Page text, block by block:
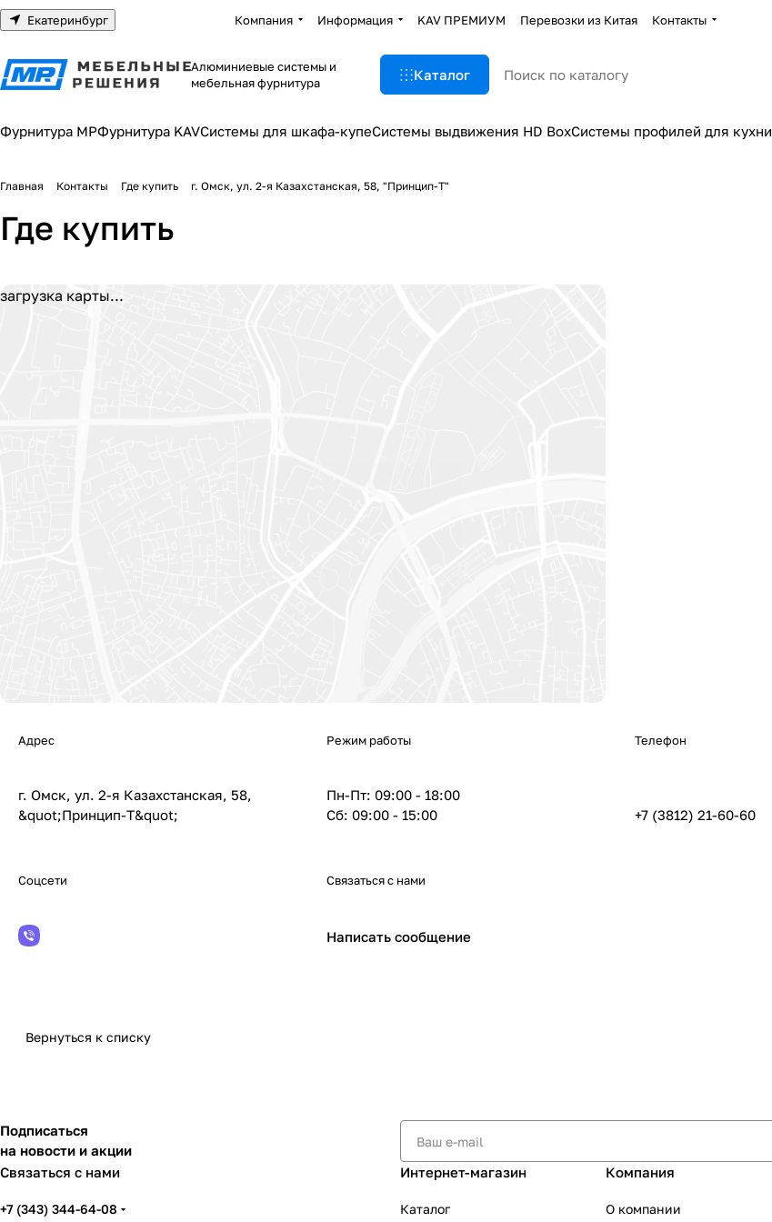
Екатеринбург Компания Информация KAV ПРЕМИУМ Перевозки из Китая Контакты
Алюминиевые системы и
мебельная фурнитура
Каталог
Фурнитура МРФурнитура KAVСистемы для шкафа-купеСистемы выдвижения HD BoxСистемы профилей для кухни
Главная Контакты Где купить г. Омск, ул. 2-я Казахстанская, 58, "Принцип-Т"
Где купить
загрузка карты...
Адрес
г. Омск, ул. 2-я Казахстанская, 58,
&quot;Принцип-Т&quot;
Режим работы
Пн-Пт: 09:00 - 18:00
Сб: 09:00 - 15:00
Телефон
+7 (3812) 21-60-60
Соцсети Связаться с нами
Написать сообщение
Вернуться к списку
Подписаться
на новости и акции
Связаться с нами
+7 (343) 344-64-08
Интернет-магазин
Каталог
Компания
О компании